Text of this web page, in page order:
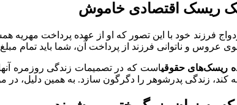
یک ریسک اقتصادی خاموش
فرزند خود با این تصور که او از عهده پرداخت مهریه
عروس و ناتوانی فرزند از پرداخت آن، شما باید تمام مبلغ
ریسک‌های حقوقیاست که در تصمیمات زندگی روزمره
کند، زندگی پدرشوهر را دگرگون سازد. به همین دلیل، در